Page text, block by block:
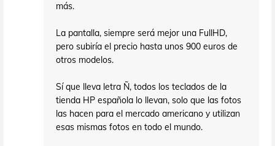
más.
La pantalla, siempre será mejor una FullHD,
pero subiría el precio hasta unos 900 euros de
otros modelos.
Sí que lleva letra Ñ, todos los teclados de la
tienda HP española lo llevan, solo que las fotos
las hacen para el mercado americano y utilizan
esas mismas fotos en todo el mundo.